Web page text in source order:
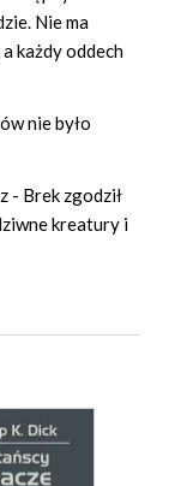
Nie ma
każdy oddech
nie było
- Brek zgodził
kreatury i